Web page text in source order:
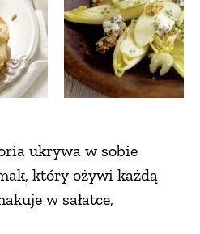
ukrywa w sobie
który ożywi każdą
w sałatce,